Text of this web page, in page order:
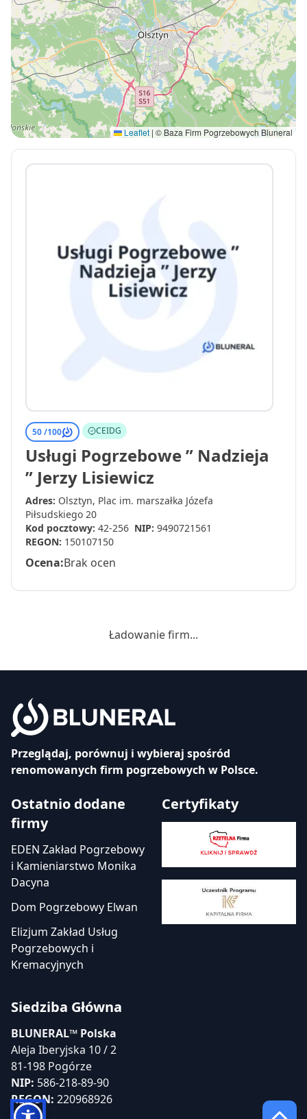
Leaflet | © Baza Firm Pogrzebowych Bluneral
50 /100 CEIDG
Usługi Pogrzebowe ” Nadzieja
” Jerzy Lisiewicz
Adres: Olsztyn, Plac im. marszałka Józefa
Piłsudskiego 20
Kod pocztowy: 42-256 NIP: 9490721561
REGON: 150107150
Ocena:Brak ocen
Ładowanie firm...
Przeglądaj, porównuj i wybieraj spośród
renomowanych firm pogrzebowych w Polsce.
Ostatnio dodane
firmy
EDEN Zakład Pogrzebowy
i Kamieniarstwo Monika
Dacyna
Dom Pogrzebowy Elwan
Elizjum Zakład Usług
Pogrzebowych i
Kremacyjnych
Certyfikaty
Siedziba Główna
BLUNERAL™ Polska
Aleja Iberyjska 10 / 2
81-198 Pogórze
NIP: 586-218-89-90
REGON: 220968926